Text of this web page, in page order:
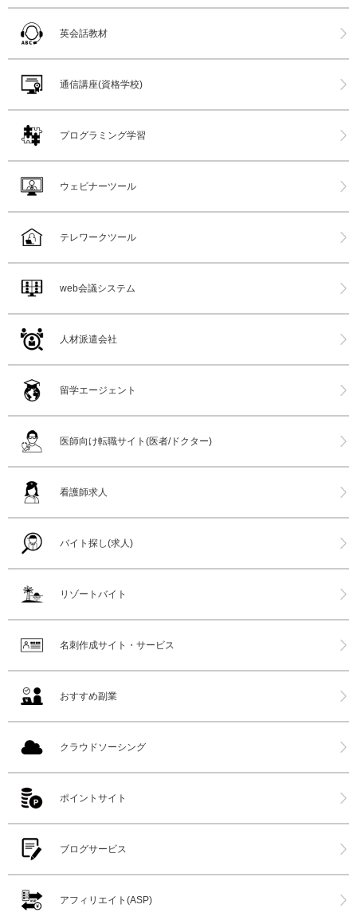
英会話教材
通信講座(資格学校)
プログラミング学習
ウェビナーツール
テレワークツール
web会議システム
人材派遣会社
留学エージェント
医師向け転職サイト(医者/ドクター)
看護師求人
バイト探し(求人)
リゾートバイト
名刺作成サイト・サービス
おすすめ副業
クラウドソーシング
ポイントサイト
ブログサービス
アフィリエイト(ASP)